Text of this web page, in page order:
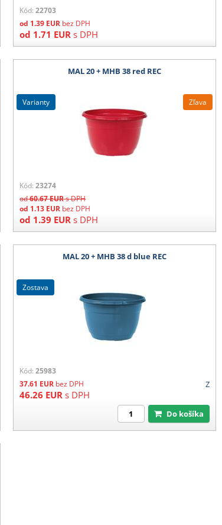
Kód:22703
od 1.39 EUR bez DPH
od 1.71 EUR s DPH
MAL 20 + MHB 38 red REC
Kód:23274
od60.67EURs DPH
Zľava
od 1.13 EUR bez DPH
od 1.39 EUR s DPH
varianty
MAL 20 + MHB 38 d blue REC
Kód:25983
37.61 EUR bez DPH
46.26 EUR s DPH
zostava
Z
Do košíka